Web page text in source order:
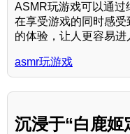
ASMR玩游戏可以通过
在享受游戏的同时感
的体验，让人更容易进
asmr玩游戏
沉浸于“白鹿姬